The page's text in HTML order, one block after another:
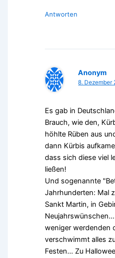
Antworten
Anonym
8. Dezember
Es gab in
Brauch, wie den,
höhlte Rüben aus
dann Kürbis
dass sich diese viel
ließen!
Und sogenannte
Jahrhunderten: Mal
Sankt Martin, in
weniger werdenden
verschwimmt alles
Festen… Zu